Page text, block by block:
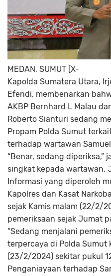
MEDAN, SUMUT [X-
Kapolda Sumatera Utara,
Efendi, membenarkan
AKBP Bernhard L Malau
Roberto Sianturi sedang
Propam Polda Sumut
terhadap wartawan
“Benar, sedang diperiksa,”
singkat kepada wartawan,
Informasi yang diperoleh
Kapolres dan Kasat
sejak Kamis malam (22/2/
pemeriksaan sejak Jumat
“Sedang menjalani
terpercaya di Polda
(23/2/2024) sekitar pukul
Penganiayaan terhadap